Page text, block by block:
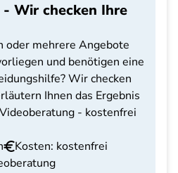
Wir checken Ihre
oder mehrere Angebote
und benötigen eine
Wir checken
Ihnen das Ergebnis
- kostenfrei
Kosten: kostenfrei